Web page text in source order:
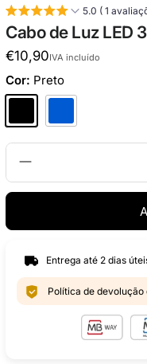
5.0 ( 1
Cabo de Luz LED
€10,90IVA incluído
Cor: Preto
Entrega até 2 dias
Política de devolução